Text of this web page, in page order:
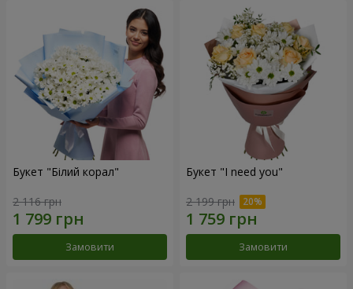
Букет "Білий корал"
2 116 грн
Замовити
Букет "I need you"
2 199 грн
Замовити